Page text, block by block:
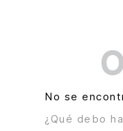
No se
¿Qué debo